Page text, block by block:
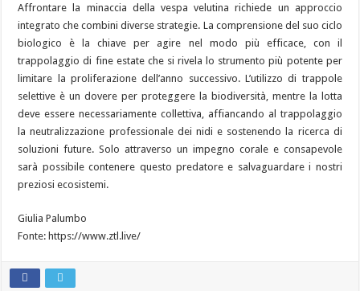
Affrontare la minaccia della vespa velutina richiede un approccio
integrato che combini diverse strategie. La comprensione del suo ciclo
biologico è la chiave per agire nel modo più efficace, con il
trappolaggio di fine estate che si rivela lo strumento più potente per
limitare la proliferazione dell’anno successivo. L’utilizzo di trappole
selettive è un dovere per proteggere la biodiversità, mentre la lotta
deve essere necessariamente collettiva, affiancando al trappolaggio
la neutralizzazione professionale dei nidi e sostenendo la ricerca di
soluzioni future. Solo attraverso un impegno corale e consapevole
sarà possibile contenere questo predatore e salvaguardare i nostri
preziosi ecosistemi.
Giulia Palumbo
Fonte: https://www.ztl.live/